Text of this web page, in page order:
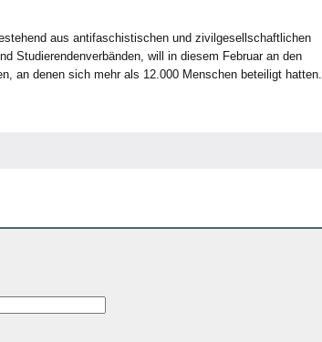
aus antifaschistischen und zivilgesellschaftlichen
Studierendenverbänden, will in diesem Februar an den
an denen sich mehr als 12.000 Menschen beteiligt hatten.